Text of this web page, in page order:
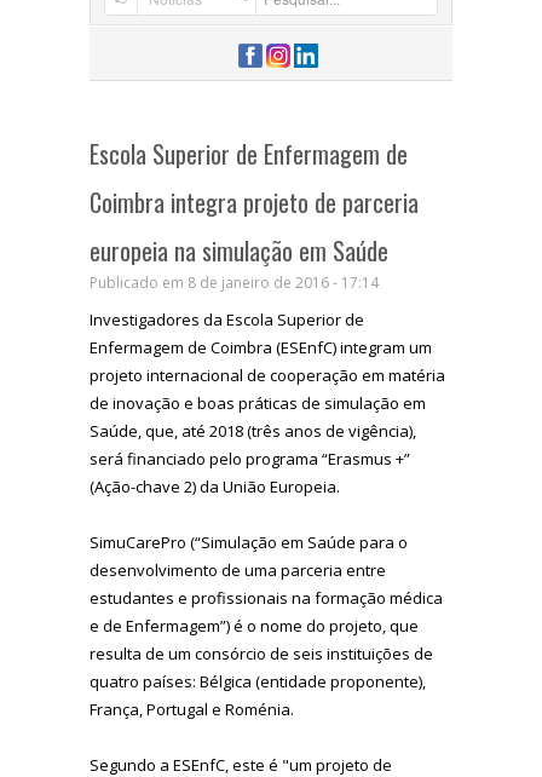
Escola Superior de Enfermagem de
Coimbra integra projeto de parceria
europeia na simulação em Saúde
Publicado em 8 de janeiro de 2016 - 17:14
Investigadores da Escola Superior de
Enfermagem de Coimbra (ESEnfC) integram um
projeto internacional de cooperação em matéria
de inovação e boas práticas de simulação em
Saúde, que, até 2018 (três anos de vigência),
será financiado pelo programa “Erasmus +”
(Ação-chave 2) da União Europeia.
SimuCarePro (“Simulação em Saúde para o
desenvolvimento de uma parceria entre
estudantes e profissionais na formação médica
e de Enfermagem”) é o nome do projeto, que
resulta de um consórcio de seis instituições de
quatro países: Bélgica (entidade proponente),
França, Portugal e Roménia.
Segundo a ESEnfC, este é "um projeto de